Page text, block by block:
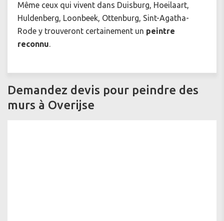
Même ceux qui vivent dans Duisburg, Hoeilaart,
Huldenberg, Loonbeek, Ottenburg, Sint-Agatha-
Rode y trouveront certainement un peintre
reconnu.
Demandez devis pour peindre des
murs à Overijse